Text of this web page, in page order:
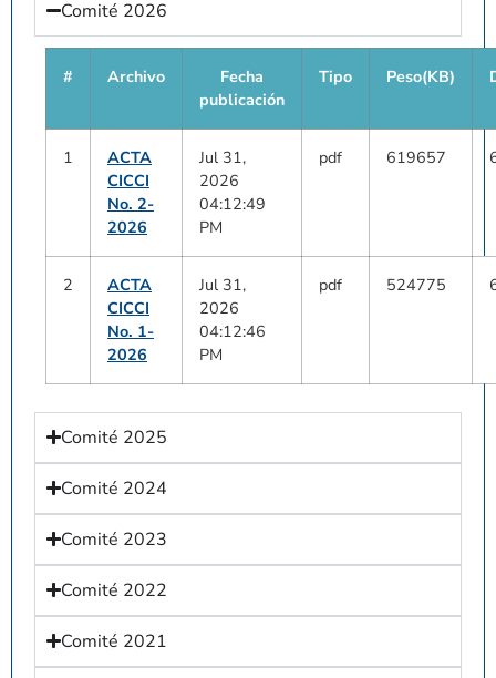
Comité 2026
# Archivo
Fecha
publicación
Tipo Peso(KB)
1
ACTA
CICCI
No. 2-
2026
Jul 31,
2026
04:12:49
PM
pdf 619657
2
ACTA
CICCI
No. 1-
2026
Jul 31,
2026
04:12:46
PM
pdf 524775
Comité 2025
Comité 2024
Comité 2023
Comité 2022
Comité 2021